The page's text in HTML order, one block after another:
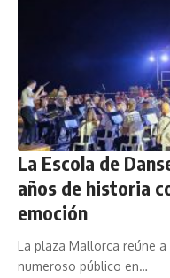
La Escola de
años de historia
emoción
La plaza Mallorca reúne
numeroso público en…